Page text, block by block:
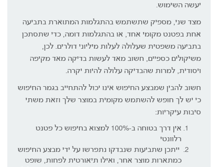
יעשה השימוש.
מצד שני, מספיק שתשתמש בהתגלמות המתוארת בתביעה
אחת בפטנט מקומי אחד, או בהתגלמות דומה, כדי שתסתכן
בתביעה משפטית שעלולה לעלות מיליוני דולרים. לכן,
משיקולים כספיים, חשוב מאד לעשות בדיקה מאד מקיפה
ויסודית, למרות שהבדיקה עלולה להיות יקרה.
חשוב להבין שמבצע החיפוש אינו יכול להתחייב בגמר החיפוש
כי יש לך חופש להשתמש מקומית במוצר שלך וזאת משתי
סיבות עיקריות:
אין דרך בטוחה ב-100% למצוא בחיפוש כל פטנט
רלוונטי
ייתכן שתביעות שנבדקו נתפרשו על ידי מבצע החיפוש
כמתארות מוצר אחר, ואילו תיאורטית לפחות, שופט